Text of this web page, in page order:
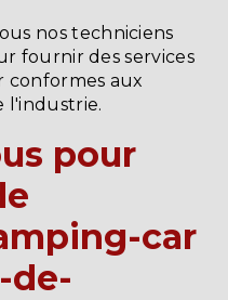
nos techniciens
fournir des services
conformes aux
l'industrie.
pour
car
de-